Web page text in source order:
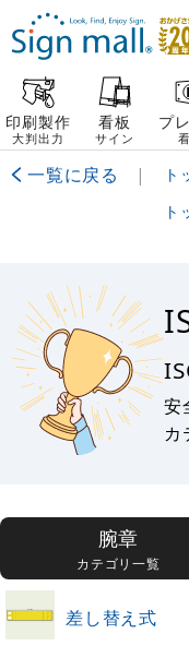
印刷製作
大判出力
看板
サイン
プ
一覧に戻る | ト
ト
安
カ
腕章
カテゴリ一覧
差し替え式